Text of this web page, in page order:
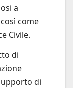
a
come
Civile.
di
di